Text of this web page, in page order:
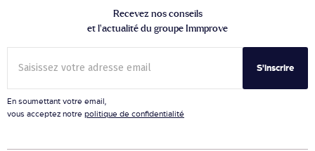
Recevez nos conseils
et l’actualité du groupe Immprove
S'inscrire
En soumettant votre email,
vous acceptez notre politique de confidentialité